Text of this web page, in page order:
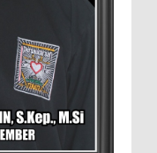
Gradasi
2031
DPC Kabupaten
foto bersama
Nusantara,